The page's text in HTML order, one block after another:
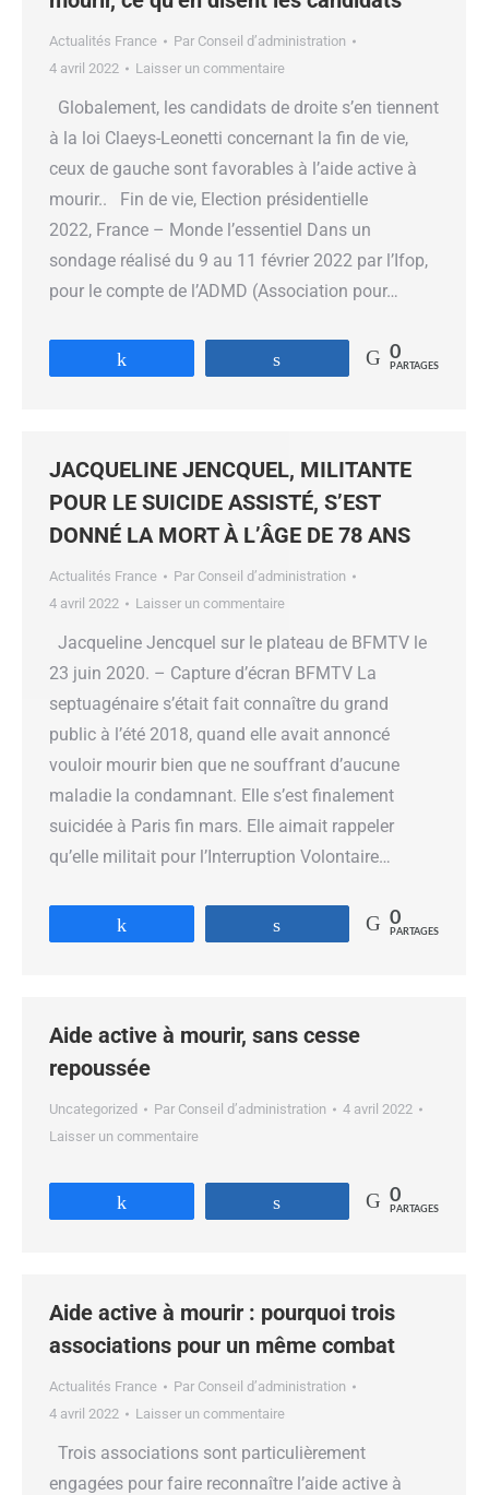
Actualités France Par Conseil d’administration
4 avril 2022
Laisser un commentaire
Globalement, les candidats de droite s’en tiennent
à la loi Claeys-Leonetti concernant la fin de vie,
ceux de gauche sont favorables à l’aide active à
mourir.. Fin de vie, Election présidentielle
2022, France – Monde l’essentiel Dans un
sondage réalisé du 9 au 11 février 2022 par l’Ifop,
pour le compte de l’ADMD (Association pour…
0
PARTAGES
JACQUELINE JENCQUEL, MILITANTE
POUR LE SUICIDE ASSISTÉ, S’EST
DONNÉ LA MORT À L’ÂGE DE 78 ANS
Actualités France Par Conseil d’administration
4 avril 2022
Laisser un commentaire
Jacqueline Jencquel sur le plateau de BFMTV le
23 juin 2020. – Capture d’écran BFMTV La
septuagénaire s’était fait connaître du grand
public à l’été 2018, quand elle avait annoncé
vouloir mourir bien que ne souffrant d’aucune
maladie la condamnant. Elle s’est finalement
suicidée à Paris fin mars. Elle aimait rappeler
qu’elle militait pour l’Interruption Volontaire…
0
PARTAGES
Aide active à mourir, sans cesse
repoussée
Uncategorized Par Conseil d’administration
4 avril 2022
Laisser un commentaire
0
PARTAGES
Aide active à mourir : pourquoi trois
associations pour un même combat
Actualités France Par Conseil d’administration
4 avril 2022
Laisser un commentaire
Trois associations sont particulièrement
engagées pour faire reconnaître l’aide active à